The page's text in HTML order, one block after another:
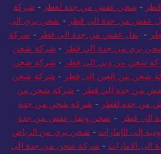
- شحن عفش من جدة لقطر - شركة
عفش من جدة الي قطر - شحن بري الى
- نقل عفش من جدة الي قطر - شركة
بري من جدة الي قطر - شركة شحن
شحن من دبي الى قطر - شركة شحن
شحن من العين الى قطر - شركة شحن
من جدة الي قطر - شركة شحن من
من جدة لقطر - شركة شحن من جدة
الي قطر - شحن ونقل عفش من جدة
إلى الإمارات - شحن بري من الرياض
الامارات - شركة شحن من جدة إلى